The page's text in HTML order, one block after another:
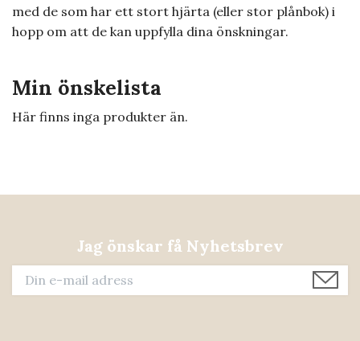
med de som har ett stort hjärta (eller stor plånbok) i
hopp om att de kan uppfylla dina önskningar.
Min önskelista
Här finns inga produkter än.
Jag önskar få Nyhetsbrev